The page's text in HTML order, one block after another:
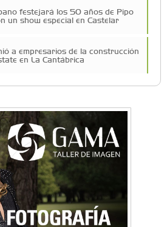
festejará los 50 años de Pipo
un show especial en Castelar
a empresarios de la construcción
en La Cantábrica
que Eva Perón voló en avión lo
Morón
"Hoy las empresas necesitan
integral para crecer con
yoga, danza y mucho más:
los talleres para aprender y
la Zona Oeste